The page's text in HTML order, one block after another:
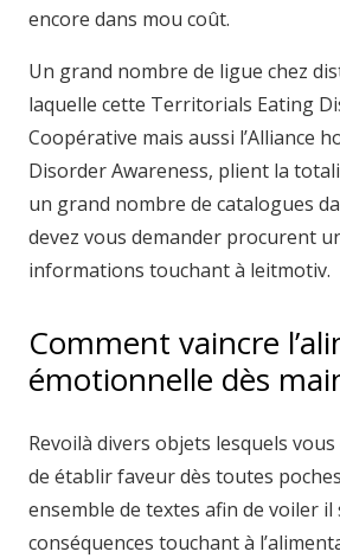
encore dans mou coût.
Un grand nombre de ligue chez
laquelle cette Territorials Eating
Coopérative mais aussi l’Alliance
Disorder Awareness, plient la
un grand nombre de catalogues
devez vous demander procurent
informations touchant à leitmotiv.
Comment vaincre
émotionnelle dès
Revoilà divers objets lesquels
de établir faveur dès toutes
ensemble de textes afin de voiler il
conséquences touchant à